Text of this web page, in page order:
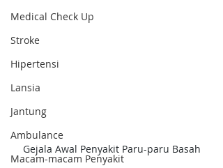
Medical Check Up
Stroke
Hipertensi
Lansia
Jantung
Ambulance
Macam-macam Penyakit
Gejala Awal Penyakit Paru-paru Basah